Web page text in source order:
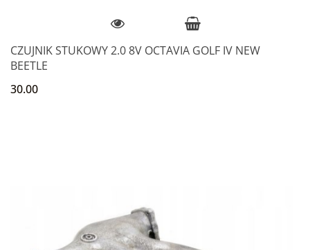
CZUJNIK STUKOWY 2.0 8V OCTAVIA GOLF IV NEW
BEETLE
30.00